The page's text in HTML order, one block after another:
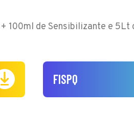
100ml de Sensibilizante e 5Lt
FISPQ